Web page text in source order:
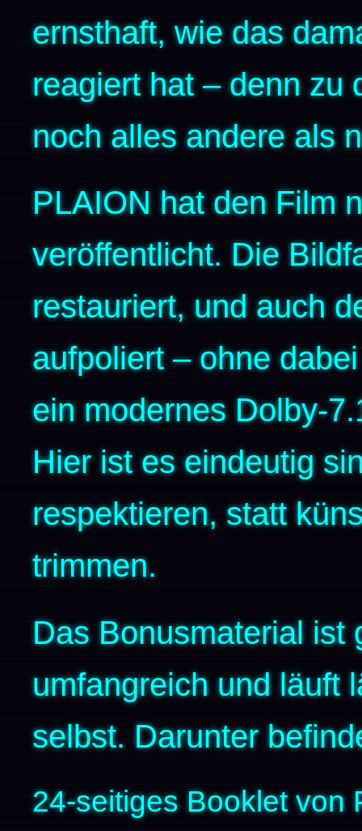
ernsthaft, wie das
reagiert hat – denn zu
noch alles andere als
PLAION hat den Film
veröffentlicht. Die
restauriert, und auch
aufpoliert – ohne
ein modernes Dolby-
Hier ist es eindeutig
respektieren, statt
trimmen.
Das Bonusmaterial ist
umfangreich und läuft
selbst. Darunter
24-seitiges Booklet von